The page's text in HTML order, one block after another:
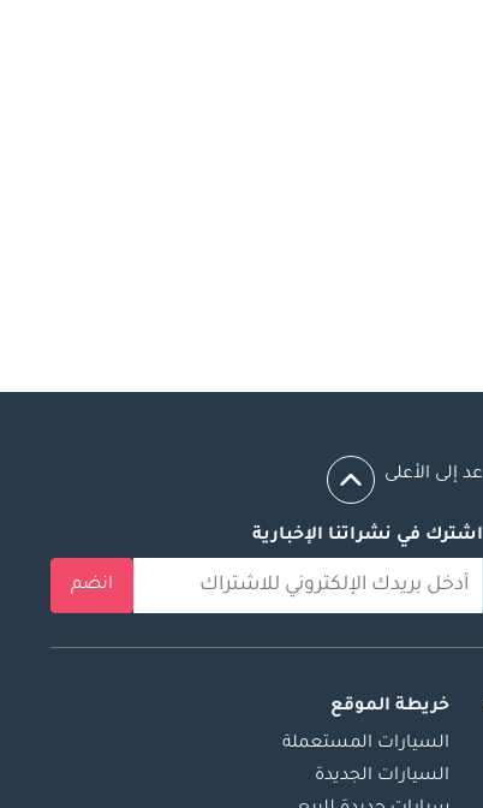
عد إلى الأعلى
اشترك في نشراتنا الإخبارية
انضم
خريطة الموقع
السيارات المستعملة
السيارات الجديدة